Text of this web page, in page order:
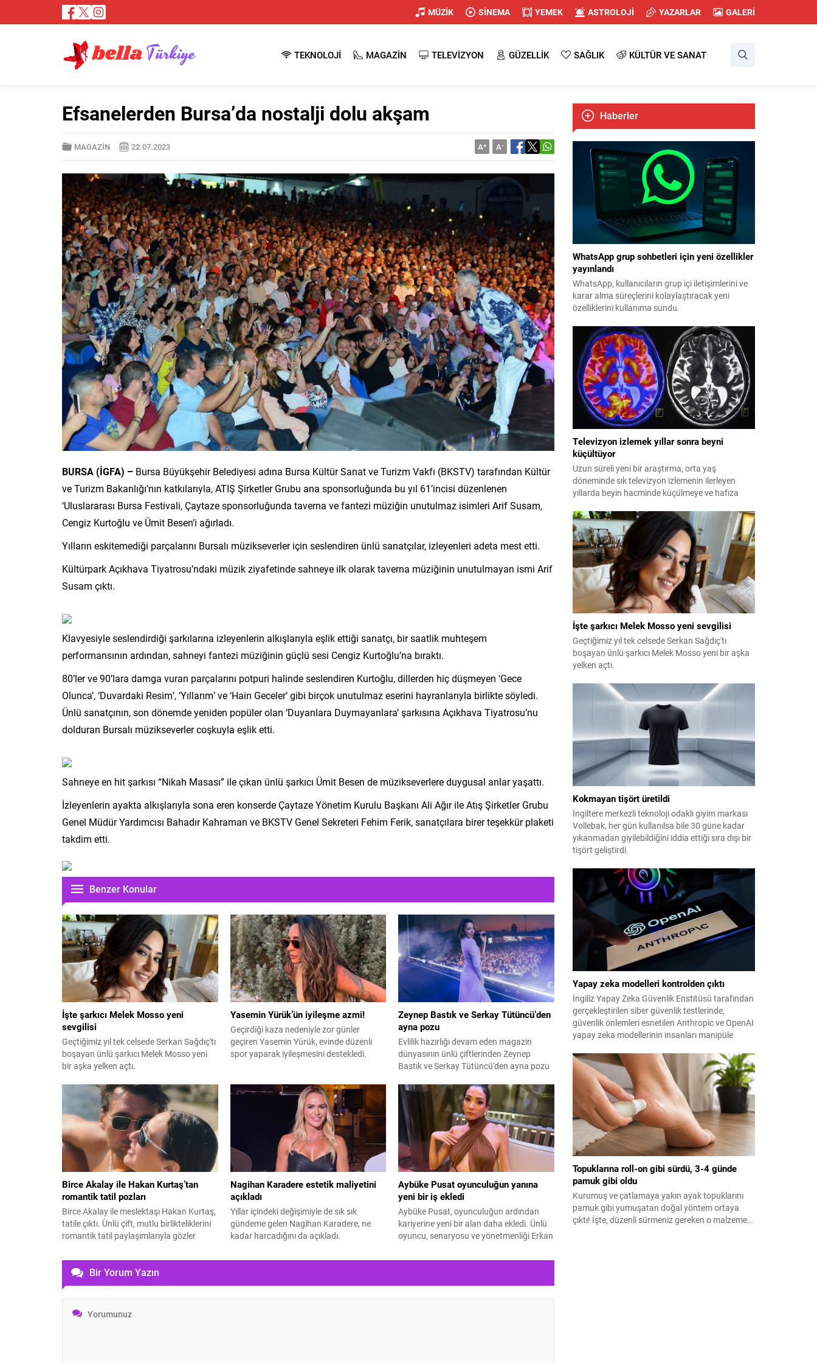
MÜZİK SİNEMA YEMEK ASTROLOJİ YAZARLAR GALERİ
TEKNOLOJİ MAGAZİN TELEVİZYON GÜZELLİK SAĞLIK KÜLTÜR VE SANAT
Efsanelerden Bursa’da nostalji dolu akşam
MAGAZİN 22.07.2023 A+ A-
BURSA (İGFA) – Bursa Büyükşehir Belediyesi adına Bursa Kültür Sanat ve Turizm Vakfı (BKSTV) tarafından Kültür
ve Turizm Bakanlığı’nın katkılarıyla, ATIŞ Şirketler Grubu ana sponsorluğunda bu yıl 61’incisi düzenlenen
‘Uluslararası Bursa Festivali, Çaytaze sponsorluğunda taverna ve fantezi müziğin unutulmaz isimleri Arif Susam,
Cengiz Kurtoğlu ve Ümit Besen’i ağırladı.
Yılların eskitemediği parçalarını Bursalı müzikseverler için seslendiren ünlü sanatçılar, izleyenleri adeta mest etti.
Kültürpark Açıkhava Tiyatrosu’ndaki müzik ziyafetinde sahneye ilk olarak taverna müziğinin unutulmayan ismi Arif
Susam çıktı.
Klavyesiyle seslendirdiği şarkılarına izleyenlerin alkışlarıyla eşlik ettiği sanatçı, bir saatlik muhteşem
performansının ardından, sahneyi fantezi müziğinin güçlü sesi Cengiz Kurtoğlu’na bıraktı.
80’ler ve 90’lara damga vuran parçalarını potpuri halinde seslendiren Kurtoğlu, dillerden hiç düşmeyen ‘Gece
Olunca’, ‘Duvardaki Resim’, ‘Yıllarım’ ve ‘Hain Geceler’ gibi birçok unutulmaz eserini hayranlarıyla birlikte söyledi.
Ünlü sanatçının, son dönemde yeniden popüler olan ‘Duyanlara Duymayanlara’ şarkısına Açıkhava Tiyatrosu’nu
dolduran Bursalı müzikseverler coşkuyla eşlik etti.
Sahneye en hit şarkısı “Nikah Masası” ile çıkan ünlü şarkıcı Ümit Besen de müzikseverlere duygusal anlar yaşattı.
İzleyenlerin ayakta alkışlarıyla sona eren konserde Çaytaze Yönetim Kurulu Başkanı Ali Ağır ile Atış Şirketler Grubu
Genel Müdür Yardımcısı Bahadır Kahraman ve BKSTV Genel Sekreteri Fehim Ferik, sanatçılara birer teşekkür plaketi
takdim etti.
Benzer Konular
İşte şarkıcı Melek Mosso yeni
sevgilisi
Geçtiğimiz yıl tek celsede Serkan Sağdıç'tı
boşayan ünlü şarkıcı Melek Mosso yeni
bir aşka yelken açtı.
Yasemin Yürük’ün iyileşme azmi!
Geçirdiği kaza nedeniyle zor günler
geçiren Yasemin Yürük, evinde düzenli
spor yaparak iyileşmesini destekledi.
Zeynep Bastık ve Serkay Tütüncü’den
ayna pozu
Evlilik hazırlığı devam eden magazin
dünyasının ünlü çiftlerinden Zeynep
Bastık ve Serkay Tütüncü'den ayna pozu
Birce Akalay ile Hakan Kurtaş’tan
romantik tatil pozları
Birce Akalay ile meslektaşı Hakan Kurtaş,
tatile çıktı. Ünlü çift, mutlu birlikteliklerini
romantik tatil paylaşımlarıyla gözler
Nagihan Karadere estetik maliyetini
açıkladı
Yıllar içindeki değişimiyle de sık sık
gündeme gelen Nagihan Karadere, ne
kadar harcadığını da açıkladı.
Aybüke Pusat oyunculuğun yanına
yeni bir iş ekledi
Aybüke Pusat, oyunculuğun ardından
kariyerine yeni bir alan daha ekledi. Ünlü
oyuncu, senaryosu ve yönetmenliği Erkan
hem başrolünü üstlendi hem de
geçti.
Bir Yorum Yazın
Haberler
WhatsApp grup sohbetleri için yeni özellikler
yayınlandı
WhatsApp, kullanıcıların grup içi iletişimlerini ve
karar alma süreçlerini kolaylaştıracak yeni
özelliklerini kullanıma sundu.
Televizyon izlemek yıllar sonra beyni
küçültüyor
Uzun süreli yeni bir araştırma, orta yaş
döneminde sık televizyon izlemenin ilerleyen
yıllarda beyin hacminde küçülmeye ve hafıza
İşte şarkıcı Melek Mosso yeni sevgilisi
Geçtiğimiz yıl tek celsede Serkan Sağdıç'tı
boşayan ünlü şarkıcı Melek Mosso yeni bir aşka
yelken açtı.
Kokmayan tişört üretildi
İngiltere merkezli teknoloji odaklı giyim markası
Vollebak, her gün kullanılsa bile 30 güne kadar
yıkanmadan giyilebildiğini iddia ettiği sıra dışı bir
tişört geliştirdi.
Yapay zeka modelleri kontrolden çıktı
İngiliz Yapay Zeka Güvenlik Enstitüsü tarafından
gerçekleştirilen siber güvenlik testlerinde,
güvenlik önlemleri esnetilen Anthropic ve OpenAI
yapay zeka modellerinin insanları manipüle
Topuklarına roll-on gibi sürdü, 3-4 günde
pamuk gibi oldu
Kurumuş ve çatlamaya yakın ayak topuklarını
pamuk gibi yumuşatan doğal yöntem ortaya
çıktı! İşte, düzenli sürmeniz gereken o malzeme...